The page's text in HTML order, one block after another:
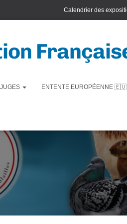
Calendrier des
JUGES ENTENTE EUROPÉENNE 🇪🇺